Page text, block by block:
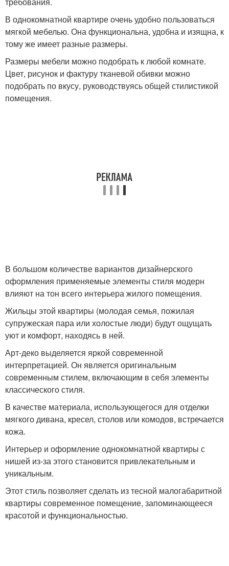
В однокомнатной квартире очень удобно пользоваться
мягкой мебелью. Она функциональна, удобна и изящна, к
тому же имеет разные размеры.
Размеры мебели можно подобрать к любой комнате.
Цвет, рисунок и фактуру тканевой обивки можно
подобрать по вкусу, руководствуясь общей стилистикой
помещения.
В большом количестве вариантов дизайнерского
оформления применяемые элементы стиля модерн
влияют на тон всего интерьера жилого помещения.
Жильцы этой квартиры (молодая семья, пожилая
супружеская пара или холостые люди) будут ощущать
уют и комфорт, находясь в ней.
Арт-деко выделяется яркой современной
интерпретацией. Он является оригинальным
современным стилем, включающим в себя элементы
классического стиля.
В качестве материала, использующегося для отделки
мягкого дивана, кресел, столов или комодов, встречается
кожа.
Интерьер и оформление однокомнатной квартиры с
нишей из-за этого становится привлекательным и
уникальным.
Этот стиль позволяет сделать из тесной малогабаритной
квартиры современное помещение, запоминающееся
красотой и функциональностью.